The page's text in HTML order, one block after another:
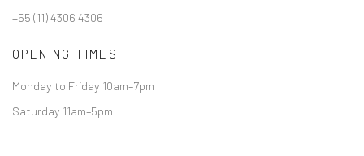
+55 (11) 4306 4306
OPENING TIMES
Monday to Friday 10am–7pm
Saturday 11am–5pm